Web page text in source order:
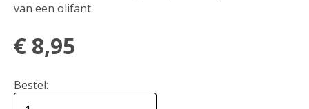
van een olifant.
€ 8,95
Bestel: